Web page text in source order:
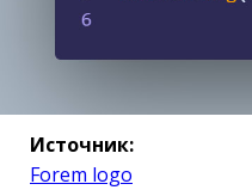
Источник:
Forem logo